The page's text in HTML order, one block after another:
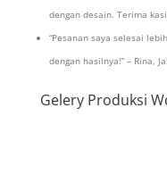
dengan desain. Terima
“Pesanan saya selesai
dengan hasilnya!” – Rina,
Gelery Produksi